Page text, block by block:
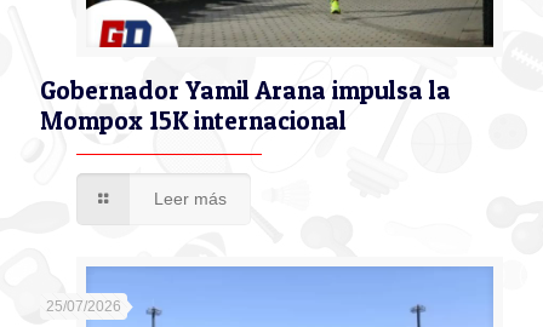
Gobernador Yamil Arana impulsa la
Mompox 15K internacional
Leer más
25/07/2026